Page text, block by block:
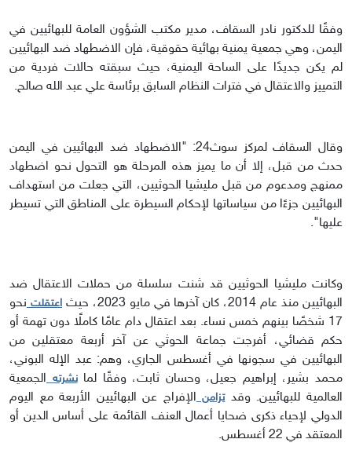
وفقًا للدكتور نادر السقاف، مدير مكتب الشؤون العامة للبهائيين في
اليمن، وهي جمعية يمنية بهائية حقوقية، فإن الاضطهاد ضد البهائيين
لم يكن جديدًا على الساحة اليمنية، حيث سبقته حالات فردية من
التمييز والاعتقال في فترات النظام السابق برئاسة علي عبد الله صالح.
وقال السقاف لمركز سوث24: "الاضطهاد ضد البهائيين في اليمن
حدث من قبل، إلا أن ما يميز هذه المرحلة هو التحول نحو اضطهاد
ممنهج ومدعوم من قبل مليشيا الحوثيين، التي جعلت من استهداف
البهائيين جزءًا من سياساتها لإحكام السيطرة على المناطق التي تسيطر
عليها".
وكانت مليشيا الحوثيين قد شنت سلسلة من حملات الاعتقال ضد
البهائيين منذ عام 2014، كان آخرها في مايو 2023، حيث
اعتقلت نحو
17 شخصًا بينهم خمس نساء. بعد اعتقال دام عامًا كاملًا دون تهمة أو
حكم قضائي، أفرجت جماعة الحوثي عن آخر أربعة معتقلين من
البهائيين في سجونها في أغسطس الجاري، وهم: عبد الإله البوني،
محمد بشير، إبراهيم جعيل، وحسان ثابت، وفقًا لمانشرته الجمعية
العالمية للبهائيين. وقدتزامن الإفراج عن البهائيين الأربعة مع اليوم
الدولي لإحياء ذكرى ضحايا أعمال العنف القائمة على أساس الدين أو
المعتقد في 22 أغسطس.